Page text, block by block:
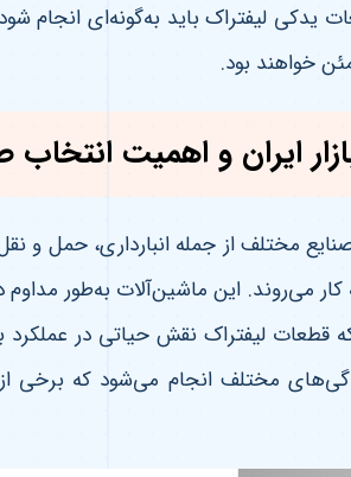
یدکی لیفتراک باید به‌گونه‌ای
خواهند بود.
ایران و اهمیت
مختلف از جمله انبارداری، حمل و
این ماشین‌آلات به‌طور مداوم
قطعات لیفتراک نقش حیاتی در
مختلف انجام می‌شود که برخی